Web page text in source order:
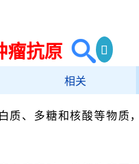
瘤抗原
相关
质、多糖和核酸等物质